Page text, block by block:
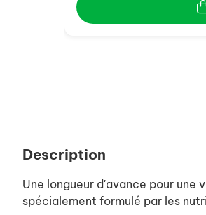
Description
Une longueur d'avance pour une
spécialement formulé par les